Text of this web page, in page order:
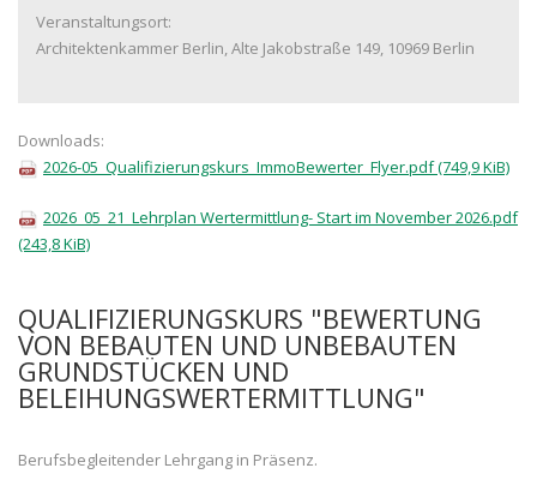
Veranstaltungsort:
Architektenkammer Berlin, Alte Jakobstraße 149, 10969 Berlin
Downloads:
2026-05_Qualifizierungskurs_ImmoBewerter_Flyer.pdf(749,9 KiB)
2026_05_21_Lehrplan Wertermittlung- Start im November 2026.pdf
(243,8 KiB)
QUALIFIZIERUNGSKURS "BEWERTUNG
VON BEBAUTEN UND UNBEBAUTEN
GRUNDSTÜCKEN UND
BELEIHUNGSWERTERMITTLUNG"
Berufsbegleitender Lehrgang in Präsenz.